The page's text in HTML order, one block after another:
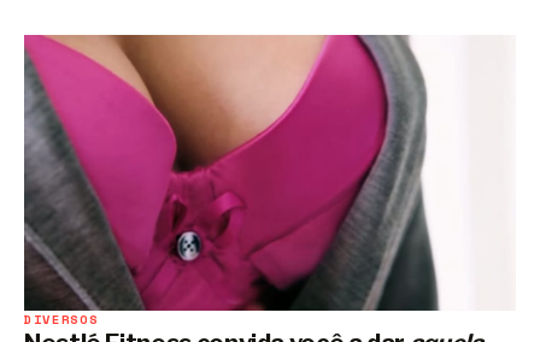
DIVERSOS